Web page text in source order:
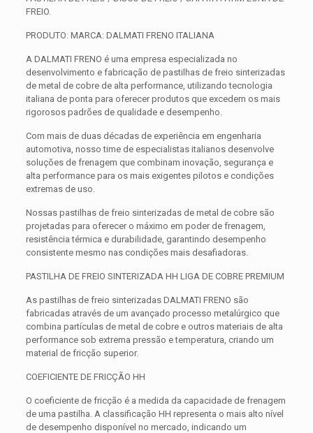
FREIO.
PRODUTO: MARCA: DALMATI FRENO ITALIANA
A DALMATI FRENO é uma empresa especializada no
desenvolvimento e fabricação de pastilhas de freio sinterizadas
de metal de cobre de alta performance, utilizando tecnologia
italiana de ponta para oferecer produtos que excedem os mais
rigorosos padrões de qualidade e desempenho.
Com mais de duas décadas de experiência em engenharia
automotiva, nosso time de especialistas italianos desenvolve
soluções de frenagem que combinam inovação, segurança e
alta performance para os mais exigentes pilotos e condições
extremas de uso.
Nossas pastilhas de freio sinterizadas de metal de cobre são
projetadas para oferecer o máximo em poder de frenagem,
resistência térmica e durabilidade, garantindo desempenho
consistente mesmo nas condições mais desafiadoras.
PASTILHA DE FREIO SINTERIZADA HH LIGA DE COBRE PREMIUM
As pastilhas de freio sinterizadas DALMATI FRENO são
fabricadas através de um avançado processo metalúrgico que
combina partículas de metal de cobre e outros materiais de alta
performance sob extrema pressão e temperatura, criando um
material de fricção superior.
COEFICIENTE DE FRICÇÃO HH
O coeficiente de fricção é a medida da capacidade de frenagem
de uma pastilha. A classificação HH representa o mais alto nível
de desempenho disponível no mercado, indicando um